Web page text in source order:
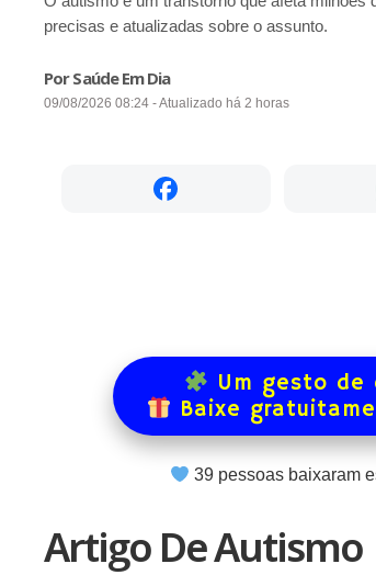
precisas e atualizadas sobre o assunto.
Por Saúde Em Dia
09/08/2026 08:24 - Atualizado há 2 horas
Um gesto de
Baixe
39pessoas baixaram
Artigo De Autismo